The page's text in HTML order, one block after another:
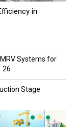
in
Systems for
Stage